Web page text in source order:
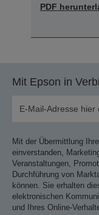
PDF
Mit Epson in
Mit der Übermittlung
einverstanden,
Veranstaltungen,
Durchführung von
können. Sie erhalten
elektronischen
und Ihres Online-